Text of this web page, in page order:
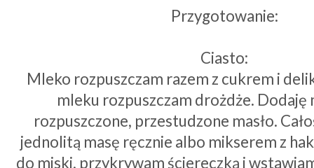
Przygotowanie:
Ciasto:
Mleko rozpuszczam razem z cukrem i
mleku rozpuszczam drożdże. Dodaję
rozpuszczone, przestudzone masło.
jednolitą masę ręcznie albo mikserem z
do miski, przykrywam ściereczką i